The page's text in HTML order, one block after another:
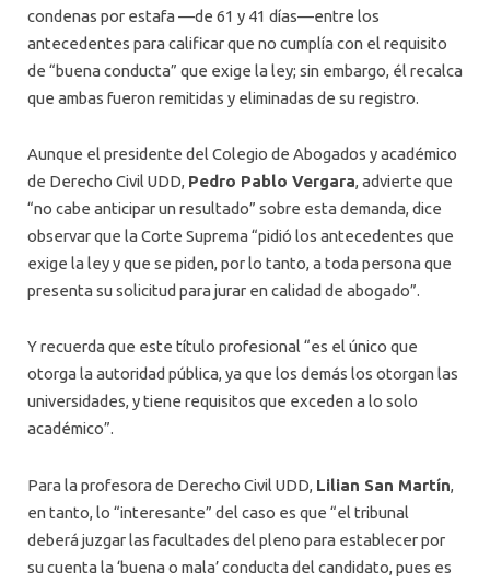
condenas por estafa —de 61 y 41 días—entre los
antecedentes para calificar que no cumplía con el requisito
de “buena conducta” que exige la ley; sin embargo, él recalca
que ambas fueron remitidas y eliminadas de su registro.
Aunque el presidente del Colegio de Abogados y académico
de Derecho Civil UDD, Pedro Pablo Vergara, advierte que
“no cabe anticipar un resultado” sobre esta demanda, dice
observar que la Corte Suprema “pidió los antecedentes que
exige la ley y que se piden, por lo tanto, a toda persona que
presenta su solicitud para jurar en calidad de abogado”.
Y recuerda que este título profesional “es el único que
otorga la autoridad pública, ya que los demás los otorgan las
universidades, y tiene requisitos que exceden a lo solo
académico”.
Para la profesora de Derecho Civil UDD, Lilian San Martín,
en tanto, lo “interesante” del caso es que “el tribunal
deberá juzgar las facultades del pleno para establecer por
su cuenta la ‘buena o mala’ conducta del candidato, pues es